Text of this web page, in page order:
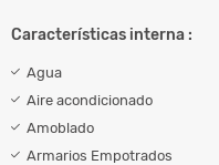
Características interna :
Agua
Aire acondicionado
Amoblado
Armarios Empotrados